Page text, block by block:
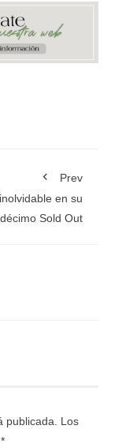
Prev
en su
décimo Sold Out
publicada.
Los
*